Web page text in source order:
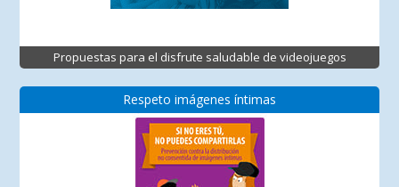
Propuestas para el disfrute saludable de videojuegos
Respeto imágenes íntimas